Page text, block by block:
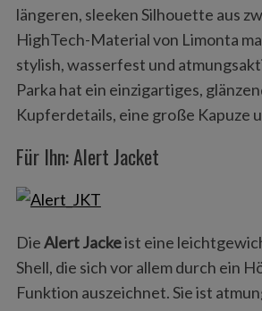
längeren, sleeken Silhouette aus
HighTech-Material von Limonta
stylish, wasserfest und
Parka hat ein einzigartiges,
Kupferdetails, eine große Kapuze
Für Ihn: Alert Jacket
DieAlert Jackeist eine
Shell, die sich vor allem durch ein
Funktion auszeichnet. Sie ist